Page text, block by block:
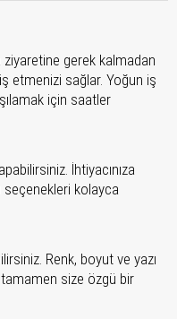
gerek kalmadan
etmenizi sağlar. Yoğun iş
için saatler
İhtiyacınıza
seçenekleri kolayca
Renk, boyut ve yazı
size özgü bir